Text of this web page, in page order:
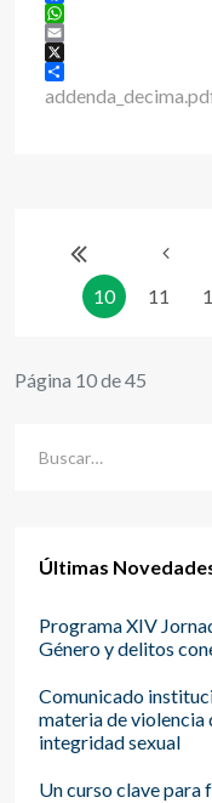
Facebook
WhatsApp
Email
X
Share
10
11
Página 10 de 45
Últimas
Programa XIV
Género y delitos
Comunicado
materia de violencia
integridad sexual
Un curso clave para